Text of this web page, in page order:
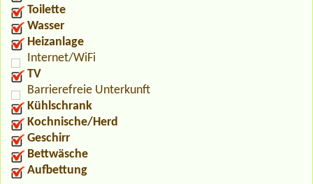
Toilette
Wasser
Heizanlage
Internet/WiFi
TV
Barrierefreie Unterkunft
Kühlschrank
Kochnische/Herd
Geschirr
Bettwäsche
Aufbettung